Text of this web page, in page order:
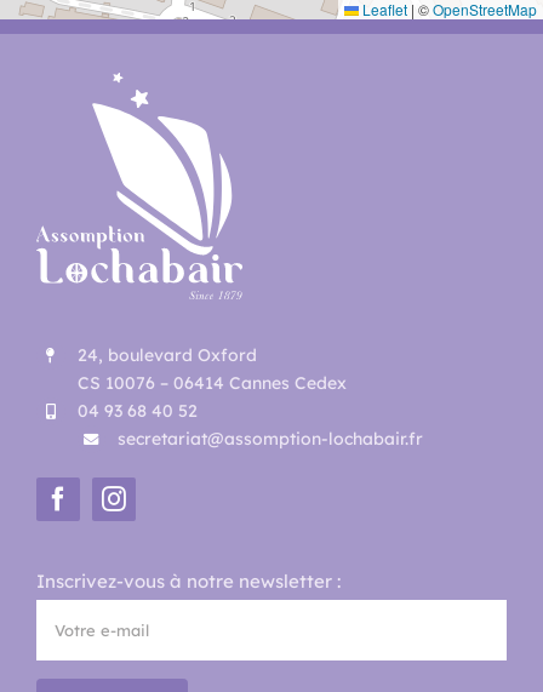
Leaflet | ©OpenStreetMap
24, boulevard Oxford
CS 10076 – 06414 Cannes Cedex
04 93 68 40 52
secretariat@assomption-lochabair.fr
Inscrivez-vous à notre newsletter :